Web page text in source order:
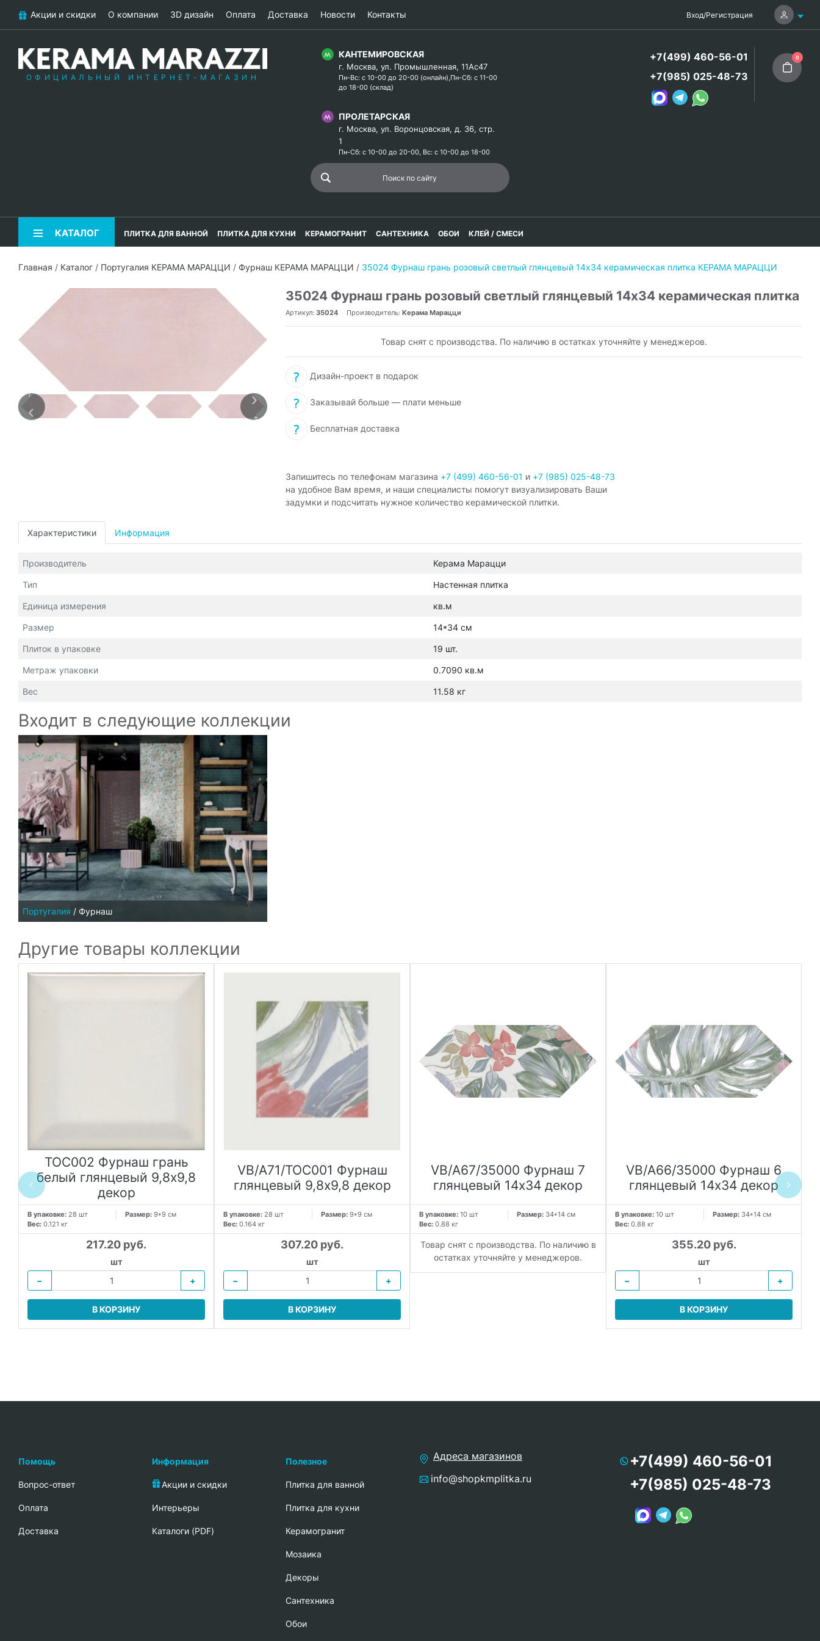
Акции и скидки О компании 3D дизайн Оплата Доставка Новости Контакты Вход/Регистрация
ОФИЦИАЛЬНЫЙ ИНТЕРНЕТ-МАГАЗИН
КАНТЕМИРОВСКАЯ
г. Москва, ул. Промышленная, 11Ас47
Пн-Вс: с 10-00 до 20-00 (онлайн),Пн-Сб: с 11-00
до 18-00 (склад)
ПРОЛЕТАРСКАЯ
г. Москва, ул. Воронцовская, д. 36, стр.
1
Пн-Сб: с 10-00 до 20-00, Вс: с 10-00 до 18-00
+7(499) 460-56-01
+7(985) 025-48-73
0
КАТАЛОГ ПЛИТКА ДЛЯ ВАННОЙ ПЛИТКА ДЛЯ КУХНИ КЕРАМОГРАНИТ САНТЕХНИКА ОБОИ КЛЕЙ / СМЕСИ
Главная / Каталог / Португалия КЕРАМА МАРАЦЦИ / Фурнаш КЕРАМА МАРАЦЦИ / 35024 Фурнаш грань розовый светлый глянцевый 14х34 керамическая плитка КЕРАМА МАРАЦЦИ
35024 Фурнаш грань розовый светлый глянцевый 14х34 керамическая плитка
Артикул: 35024 Производитель: Керама Марацци
Товар снят с производства. По наличию в остатках уточняйте у менеджеров.
Дизайн-проект в подарок
Заказывай больше — плати меньше
Бесплатная доставка
Запишитесь по телефонам магазина +7 (499) 460-56-01 и +7 (985) 025-48-73
на удобное Вам время, и наши специалисты помогут визуализировать Ваши
задумки и подсчитать нужное количество керамической плитки.
Характеристики Информация
Производитель Керама Марацци
Тип Настенная плитка
Единица измерения кв.м
Размер 14*34 см
Плиток в упаковке 19 шт.
Метраж упаковки 0.7090 кв.м
Вес 11.58 кг
Входит в следующие коллекции
Португалия / Фурнаш
Другие товары коллекции
TOC002 Фурнаш грань
белый глянцевый 9,8х9,8
декор
В упаковке: 28 шт Размер: 9*9 см
Вес: 0.121 кг
217.20 руб.
шт
−
+
В КОРЗИНУ
VB/A71/TOC001 Фурнаш
глянцевый 9,8х9,8 декор
В упаковке: 28 шт Размер: 9*9 см
Вес: 0.164 кг
307.20 руб.
шт
−
+
В КОРЗИНУ
VB/A67/35000 Фурнаш 7
глянцевый 14х34 декор
В упаковке: 10 шт Размер: 34*14 см
Вес: 0.88 кг
Товар снят с производства. По наличию в
остатках уточняйте у менеджеров.
VB/A66/35000 Фурнаш 6
глянцевый 14х34 декор
В упаковке: 10 шт Размер: 34*14 см
Вес: 0.88 кг
355.20 руб.
шт
−
+
В КОРЗИНУ
Помощь
Вопрос-ответ
Oплата
Доставка
Информация
Акции и скидки
Интерьеры
Каталоги (PDF)
Полезное
Плитка для ванной
Плитка для кухни
Керамогранит
Мозаика
Декоры
Сантехника
Обои
Адреса магазинов
info@shopkmplitka.ru
+7(499) 460-56-01
+7(985) 025-48-73